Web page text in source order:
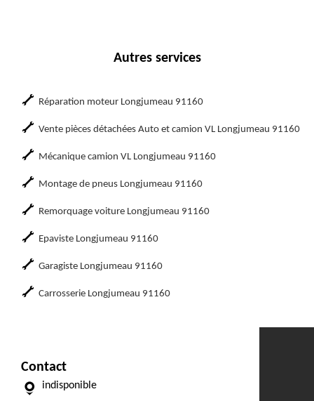
Autres services
Réparation moteur Longjumeau 91160
Vente pièces détachées Auto et camion VL Longjumeau 91160
Mécanique camion VL Longjumeau 91160
Montage de pneus Longjumeau 91160
Remorquage voiture Longjumeau 91160
Epaviste Longjumeau 91160
Garagiste Longjumeau 91160
Carrosserie Longjumeau 91160
Contact
indisponible